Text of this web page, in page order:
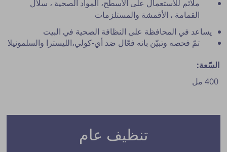
تنظيف عام
ملائم للاستعمال على الأسطح، المواد الصحية ، سلال
القمامة ، الأقمشة والمستلزمات
يساعد في المحافظة على النظافة الصحية في البيت
تمّ فحصه وتبيّن بانه فعّال ضد أي-كولي،الليسترا والسلمونيلا
السّعة:
400 مل